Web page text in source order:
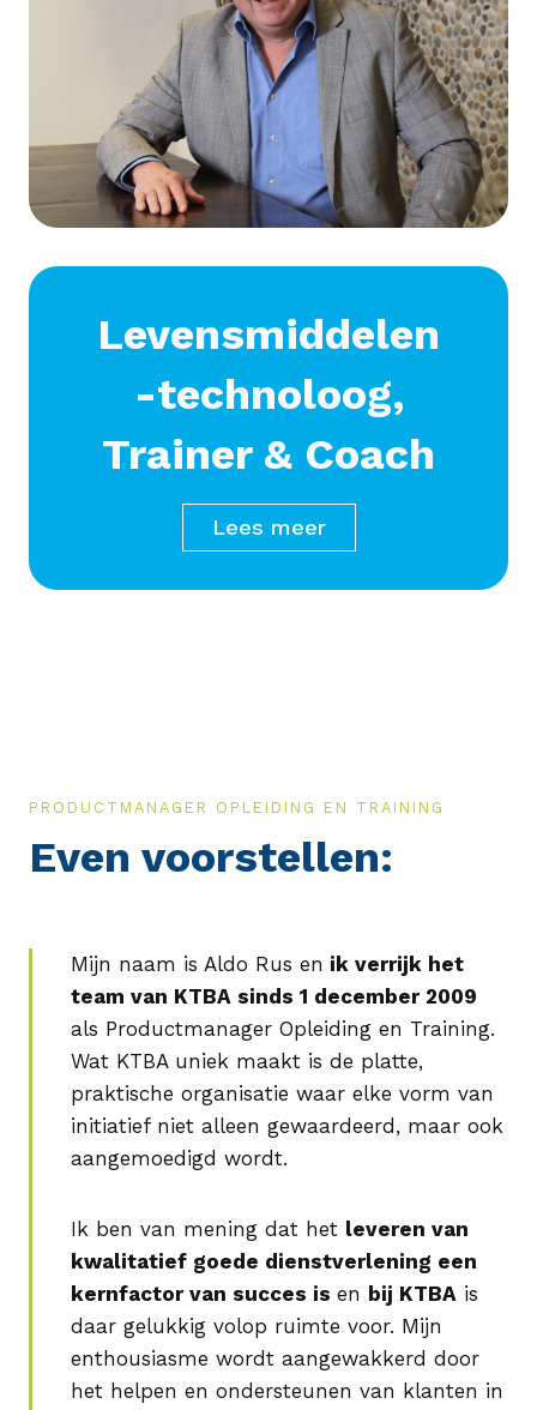
Levensmiddelen
-technoloog,
Trainer & Coach
Lees meer
PRODUCTMANAGER OPLEIDING EN TRAINING
Even voorstellen:
Mijn naam is Aldo Rus en ik verrijk het
team van KTBA sinds 1 december 2009
als Productmanager Opleiding en Training.
Wat KTBA uniek maakt is de platte,
praktische organisatie waar elke vorm van
initiatief niet alleen gewaardeerd, maar ook
aangemoedigd wordt.
Ik ben van mening dat het leveren van
kwalitatief goede dienstverlening een
kernfactor van succes is en bij KTBA is
daar gelukkig volop ruimte voor. Mijn
enthousiasme wordt aangewakkerd door
het helpen en ondersteunen van klanten in